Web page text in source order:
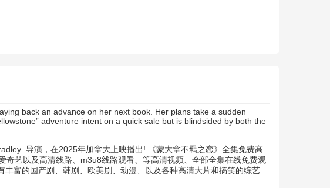
back an advance on her next book. Her plans take a sudden
adventure intent on a quick sale but is blindsided by both the
导演，在2025年加拿大上映播出! 《蒙大拿不羁之恋》全集免费高
艺以及高清线路、m3u8线路观看、等高清视频、全部全集在线免费观
富的国产剧、韩剧、欧美剧、动漫、以及各种高清大片和搞笑的综艺